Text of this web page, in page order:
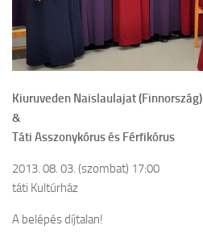
Kiuruveden Naislaulajat (Finnország)
&
Táti Asszonykórus és Férfikórus
2013. 08. 03. (szombat) 17:00
táti Kultúrház
A belépés díjtalan!